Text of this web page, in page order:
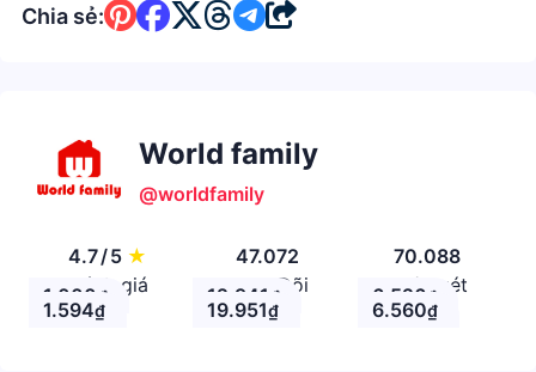
Chia sẻ:
World family
@worldfamily
4.7/5 ★
Đánh giá
47.072
Theo Dõi
70.088
Nhận xét
1.000 ₫ 12.941 ₫ 6.526 ₫
1.594₫ 19.951₫ 6.560₫